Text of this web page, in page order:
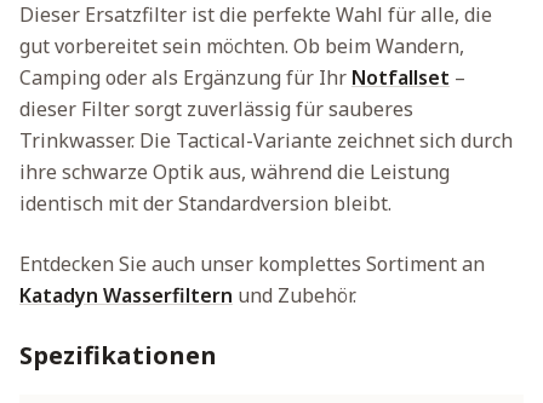
Dieser Ersatzfilter ist die perfekte Wahl für alle, die
gut vorbereitet sein möchten. Ob beim Wandern,
Camping oder als Ergänzung für Ihr Notfallset –
dieser Filter sorgt zuverlässig für sauberes
Trinkwasser. Die Tactical-Variante zeichnet sich durch
ihre schwarze Optik aus, während die Leistung
identisch mit der Standardversion bleibt.
Entdecken Sie auch unser komplettes Sortiment an
Katadyn Wasserfiltern und Zubehör.
Spezifikationen